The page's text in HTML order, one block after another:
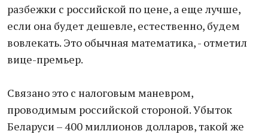
разбежки с российской по цене, а еще лучше,
если она будет дешевле, естественно, будем
вовлекать. Это обычная математика, - отметил
вице-премьер.
Связано это с налоговым маневром,
проводимым российской стороной. Убыток
Беларуси – 400 миллионов долларов, такой же